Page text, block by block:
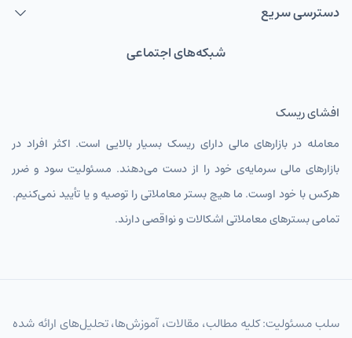
دسترسی سریع
شبکه‌های اجتماعی
افشای ریسک
معامله در بازارهای مالی دارای ریسک بسیار بالایی است. اکثر افراد در
بازارهای مالی سرمایه‌ی خود را از دست می‌دهند. مسئولیت سود و ضرر
هرکس با خود اوست. ما هیچ بستر معاملاتی را توصیه و یا تأیید نمی‌کنیم.
تمامی بسترهای معاملاتی اشکالات و نواقصی دارند.
سلب مسئولیت: کلیه مطالب، مقالات، آموزش‌ها، تحلیل‌های ارائه شده